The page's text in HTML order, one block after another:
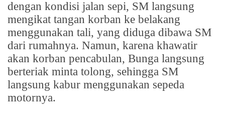
dengan kondisi jalan sepi, SM langsung
mengikat tangan korban ke belakang
menggunakan tali, yang diduga dibawa SM
dari rumahnya. Namun, karena khawatir
akan korban pencabulan, Bunga langsung
berteriak minta tolong, sehingga SM
langsung kabur menggunakan sepeda
motornya.